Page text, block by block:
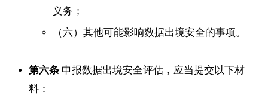
义务；
（六）其他可能影响数据出境安全的事项。
第六条 申报数据出境安全评估，应当提交以下材
料：